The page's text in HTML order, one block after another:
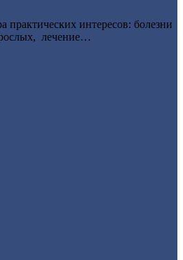
интересов: болезни
лечение…